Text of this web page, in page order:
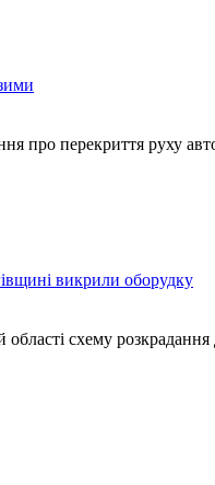
про перекриття руху
викрили оборудку
схему